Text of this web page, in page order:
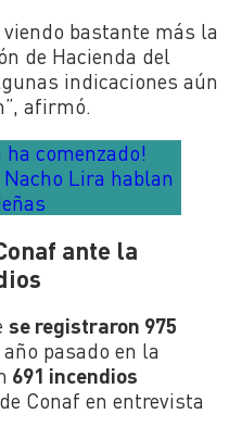
viendo bastante más la
de Hacienda del
indicaciones aún
afirmó.
ha comenzado!
Lira hablan
ante la
se registraron 975
pasado en la
691 incendios
Conaf en entrevista